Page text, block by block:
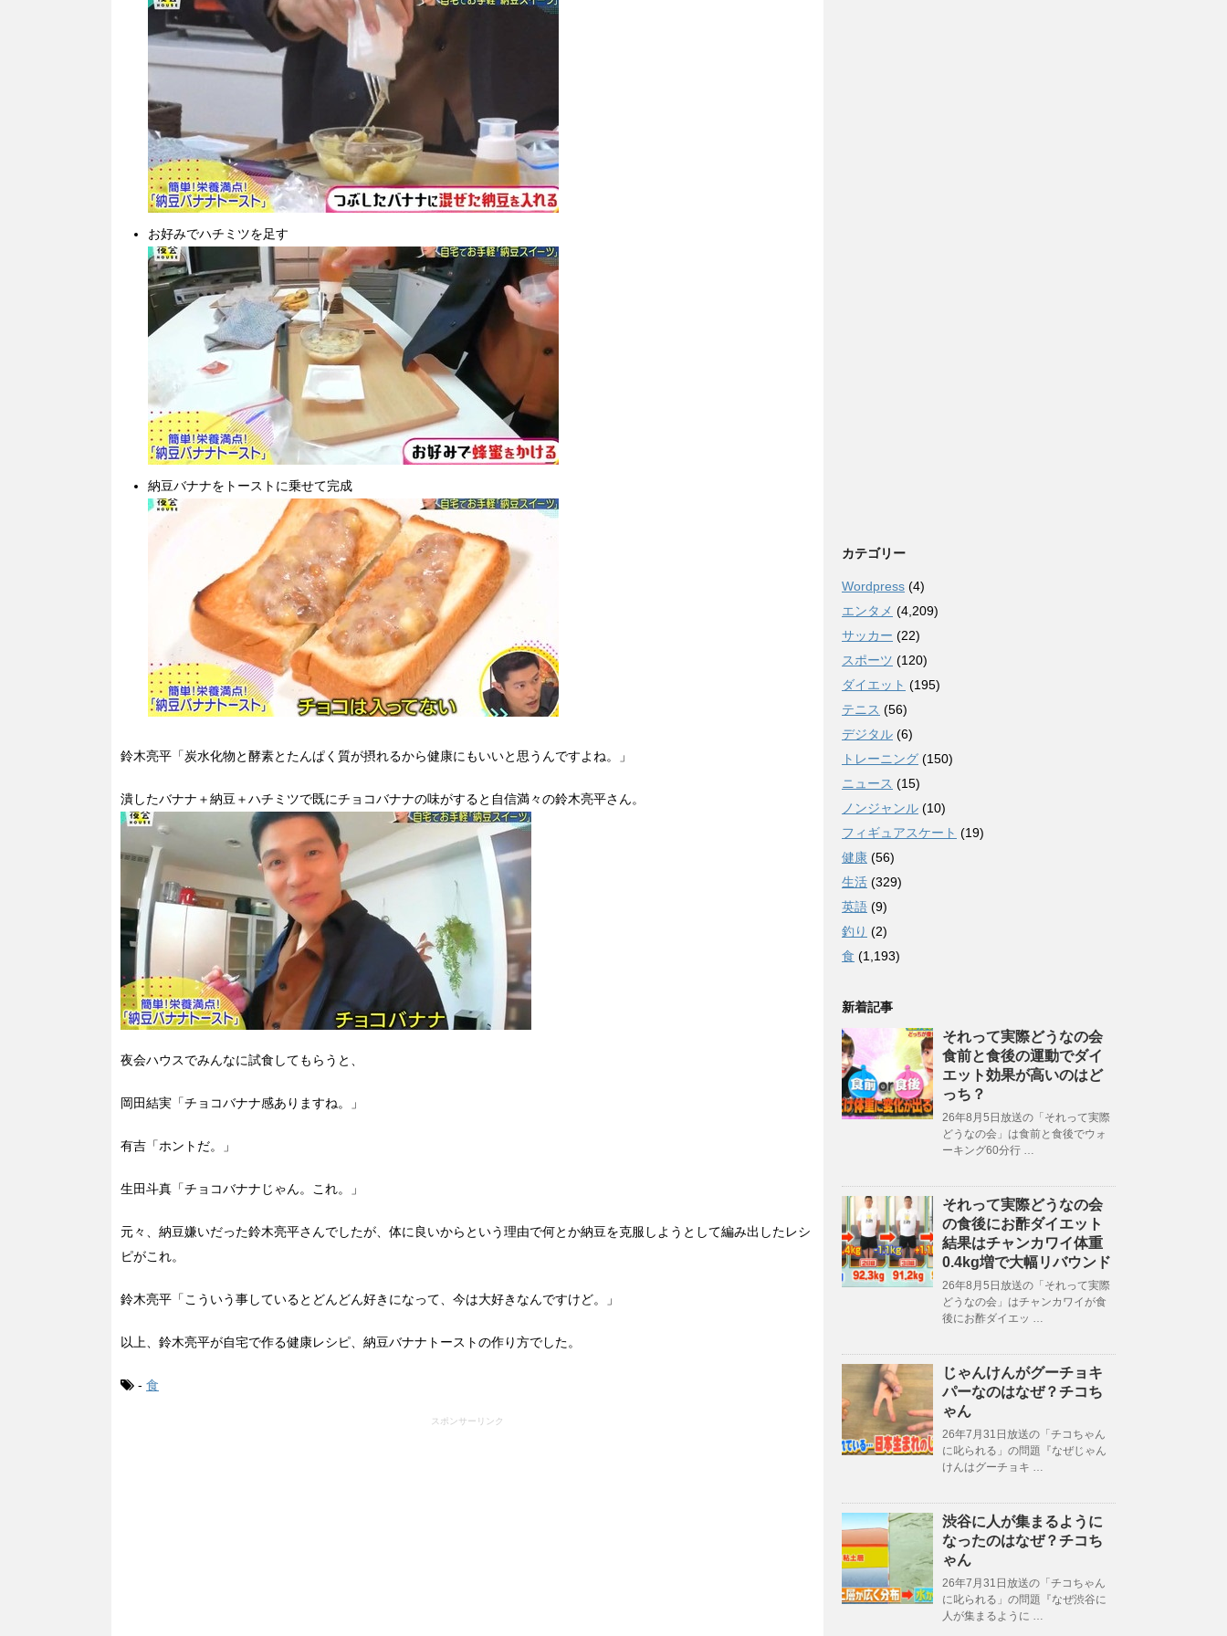
お好みでハチミツを足す
納豆バナナをトーストに乗せて完成
鈴木亮平「炭水化物と酵素とたんぱく質が摂れるから健康にもいいと思うんですよね。」
潰したバナナ＋納豆＋ハチミツで既にチョコバナナの味がすると自信満々の鈴木亮平さん。
夜会ハウスでみんなに試食してもらうと、
岡田結実「チョコバナナ感ありますね。」
有吉「ホントだ。」
生田斗真「チョコバナナじゃん。これ。」
元々、納豆嫌いだった鈴木亮平さんでしたが、体に良いからという理由で何とか納豆を克服しようとして編み出したレシ
ピがこれ。
鈴木亮平「こういう事しているとどんどん好きになって、今は大好きなんですけど。」
以上、鈴木亮平が自宅で作る健康レシピ、納豆バナナトーストの作り方でした。
- 食
スポンサーリンク
カテゴリー
Wordpress (4)
エンタメ (4,209)
サッカー (22)
スポーツ (120)
ダイエット (195)
テニス (56)
デジタル (6)
トレーニング (150)
ニュース (15)
ノンジャンル (10)
フィギュアスケート (19)
健康 (56)
生活 (329)
英語 (9)
釣り (2)
食 (1,193)
新着記事
それって実際どうなの会
食前と食後の運動でダイ
エット効果が高いのはど
っち？
26年8月5日放送の「それって実際
どうなの会」は食前と食後でウォ
ーキング60分行 …
それって実際どうなの会
の食後にお酢ダイエット
結果はチャンカワイ体重
0.4kg増で大幅リバウンド
26年8月5日放送の「それって実際
どうなの会」はチャンカワイが食
後にお酢ダイエッ …
じゃんけんがグーチョキ
パーなのはなぜ？チコち
ゃん
26年7月31日放送の「チコちゃん
に叱られる」の問題『なぜじゃん
けんはグーチョキ …
渋谷に人が集まるように
なったのはなぜ？チコち
ゃん
26年7月31日放送の「チコちゃん
に叱られる」の問題『なぜ渋谷に
人が集まるように …